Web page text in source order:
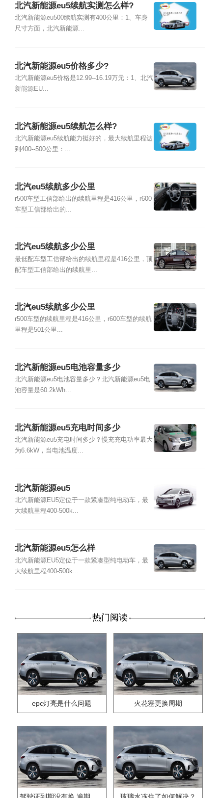
北汽新能源eu5续航实测怎么样?
北汽新能源eu500续航实测有400公里：1、车身
尺寸方面，北汽新能源...
北汽新能源eu5价格多少?
北汽新能源eu5价格是12.99--16.19万元：1、北汽
新能源EU...
北汽新能源eu5续航怎么样?
北汽新能源eu5续航能力挺好的，最大续航里程达
到400--500公里：...
北汽eu5续航多少公里
r500车型工信部给出的续航里程是416公里，r600
车型工信部给出的...
北汽eu5续航多少公里
最低配车型工信部给出的续航里程是416公里，顶
配车型工信部给出的续航里...
北汽eu5续航多少公里
r500车型的续航里程是416公里，r600车型的续航
里程是501公里...
北汽新能源eu5电池容量多少
北汽新能源eu5电池容量多少？北汽新能源eu5电
池容量是60.2kWh...
北汽新能源eu5充电时间多少
北汽新能源eu5充电时间多少？慢充充电功率最大
为6.6kW，当电池温度...
北汽新能源eu5
北汽新能源EU5定位于一款紧凑型纯电动车，最
大续航里程400-500k...
北汽新能源eu5怎么样
北汽新能源EU5定位于一款紧凑型纯电动车，最
大续航里程400-500k...
热门阅读
epc灯亮是什么问题 火花塞更换周期